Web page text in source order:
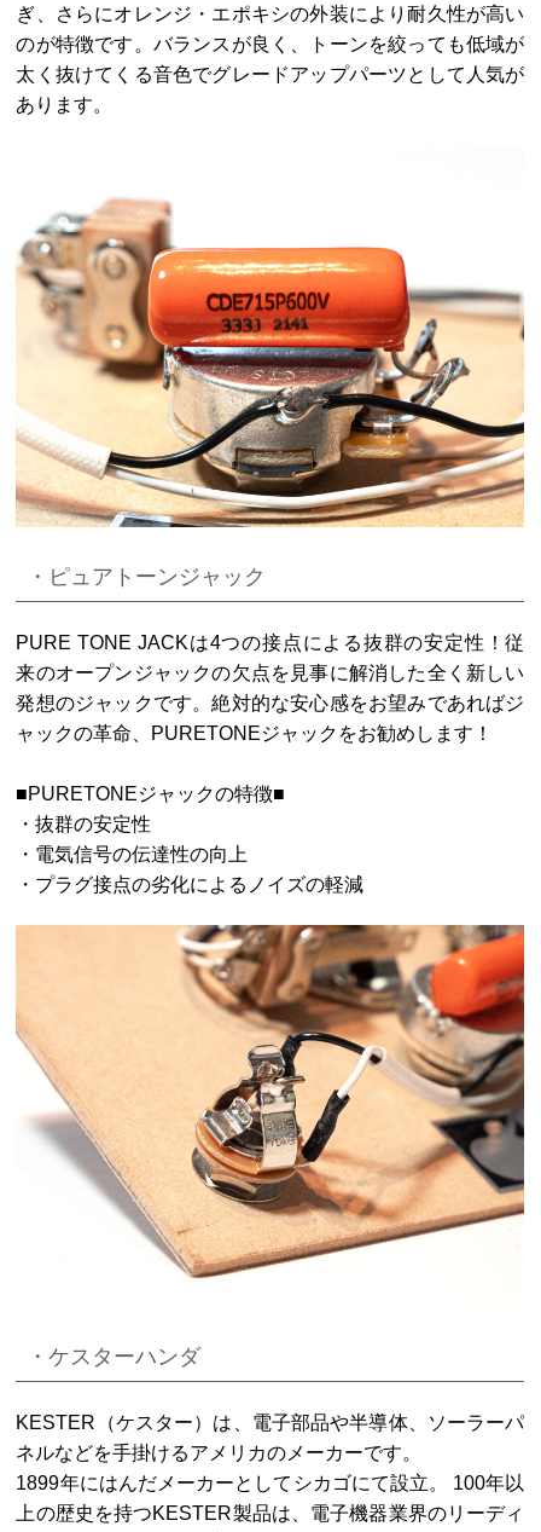
ぎ、さらにオレンジ・エポキシの外装により耐久性が高い
のが特徴です。バランスが良く、トーンを絞っても低域が
太く抜けてくる音色でグレードアップパーツとして人気が
あります。
・ピュアトーンジャック
PURE TONE JACKは4つの接点による抜群の安定性！従
来のオープンジャックの欠点を見事に解消した全く新しい
発想のジャックです。絶対的な安心感をお望みであればジ
ャックの革命、PURETONEジャックをお勧めします！
■PURETONEジャックの特徴■
・抜群の安定性
・電気信号の伝達性の向上
・プラグ接点の劣化によるノイズの軽減
・ケスターハンダ
KESTER（ケスター）は、電子部品や半導体、ソーラーパ
ネルなどを手掛けるアメリカのメーカーです。
1899年にはんだメーカーとしてシカゴにて設立。 100年以
上の歴史を持つKESTER製品は、電子機器業界のリーディ